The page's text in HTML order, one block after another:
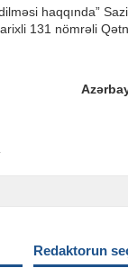
haqqında”
131 nömrəli
Redaktorun